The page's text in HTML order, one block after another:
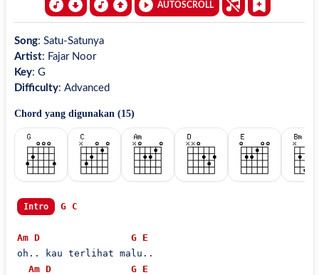
AUTOSCROLL
Song: Satu-Satunya
Artist: Fajar Noor
Key: G
Difficulty: Advanced
Chord yang digunakan (15)
Intro G C
Am D G
E
oh.. kau terlihat malu..
Am D G
E